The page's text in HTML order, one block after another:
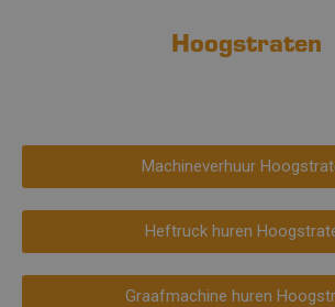
Hoogstraten
Machineverhuur
Heftruck huren
Graafmachine huren